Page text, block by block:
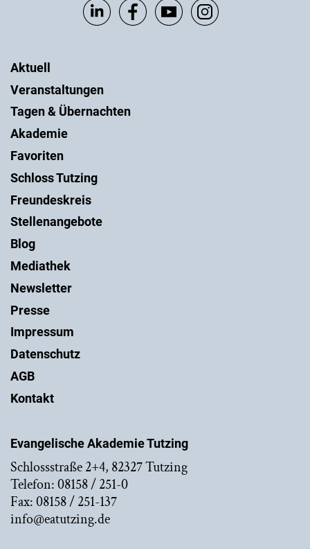
Evangelische Akademie Tutzing
Schlossstraße 2+4, 82327 Tutzing
Telefon: 08158 / 251-0
Fax: 08158 / 251-137
info@eatutzing.de
Aktuell
Veranstaltungen
Tagen & Übernachten
Akademie
Favoriten
Schloss Tutzing
Freundeskreis
Stellenangebote
Blog
Mediathek
Newsletter
Presse
Impressum
Datenschutz
AGB
Kontakt